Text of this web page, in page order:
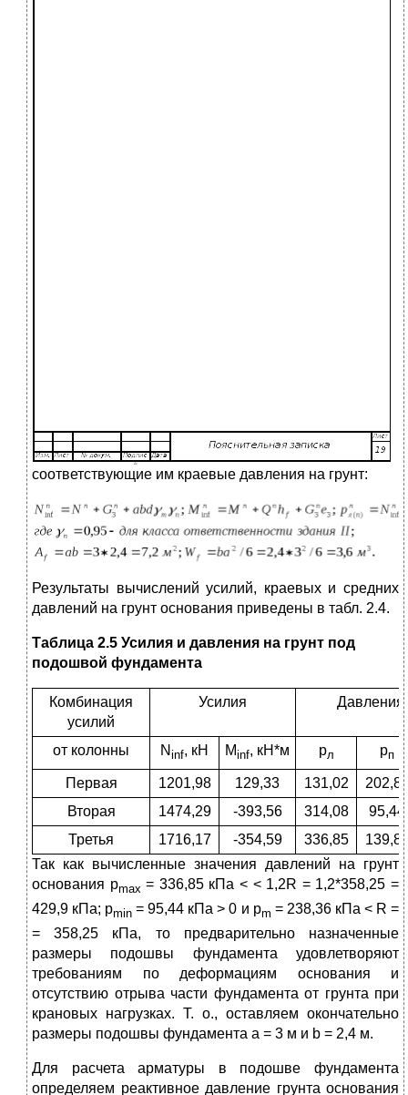
соответствующие им краевые давления на грунт:
Результаты вычислений усилий, краевых и средних
давлений на грунт основания приведены в табл. 2.4.
Таблица 2.5 Усилия и давления на грунт под
подошвой фундамента
Комбинация
усилий
Усилия
от колонны N inf, кН Minf, кН*м pл pп
Первая 1201,98 129,33 131,02
Вторая
1474,29 -393,56 314,08
95,44
Третья
1716,17 -354,59 336,85
Так как вычисленные значения давлений на грунт
основания pmax = 336,85 кПа < < 1,2R = 1,2*358,25 =
429,9 кПа; pmin = 95,44 кПа > 0 и pm = 238,36 кПа < R =
= 358,25 кПа, то предварительно назначенные
размеры подошвы фундамента удовлетворяют
требованиям по деформациям основания и
отсутствию отрыва части фундамента от грунта при
крановых нагрузках. Т. о., оставляем окончательно
размеры подошвы фундамента a = 3 м и b = 2,4 м.
Для расчета арматуры в подошве фундамента
определяем реактивное давление грунта основания